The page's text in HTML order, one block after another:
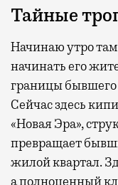
Тайные
Начинаю утро
начинать его
границы бывшего
Сейчас здесь
«Новая Эра»,
превращает
жилой квартал.
а полноценный